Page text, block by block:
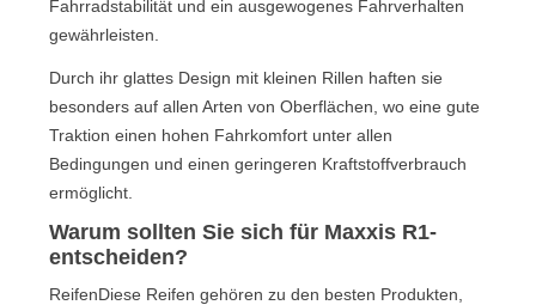
Fahrradstabilität und ein ausgewogenes Fahrverhalten
gewährleisten.
Durch ihr glattes Design mit kleinen Rillen haften sie
besonders auf allen Arten von Oberflächen, wo eine gute
Traktion einen hohen Fahrkomfort unter allen
Bedingungen und einen geringeren Kraftstoffverbrauch
ermöglicht.
Warum sollten Sie sich für Maxxis R1-
entscheiden?
ReifenDiese Reifen gehören zu den besten Produkten,